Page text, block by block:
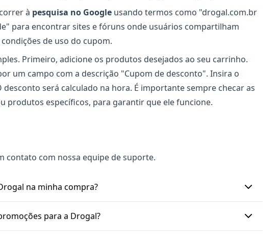
à pesquisa no Google usando termos como "drogal.com.br
para encontrar sites e fóruns onde usuários compartilham
de uso do cupom.
Primeiro, adicione os produtos desejados ao seu carrinho.
um campo com a descrição "Cupom de desconto". Insira o
será calculado na hora. É importante sempre checar as
produtos específicos, para garantir que ele funcione.
contato com nossa equipe de suporte.
na minha compra?
os produtos e os adiciona ao carrinho. Na tela de
para a Drogal?